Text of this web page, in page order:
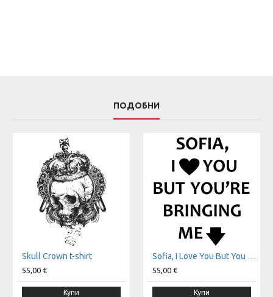
ПОДОБНИ
Skull Crown t-shirt
55,00 €
Купи
Sofia, I Love You But You Are Bringing Me Down t-shirt
55,00 €
Купи